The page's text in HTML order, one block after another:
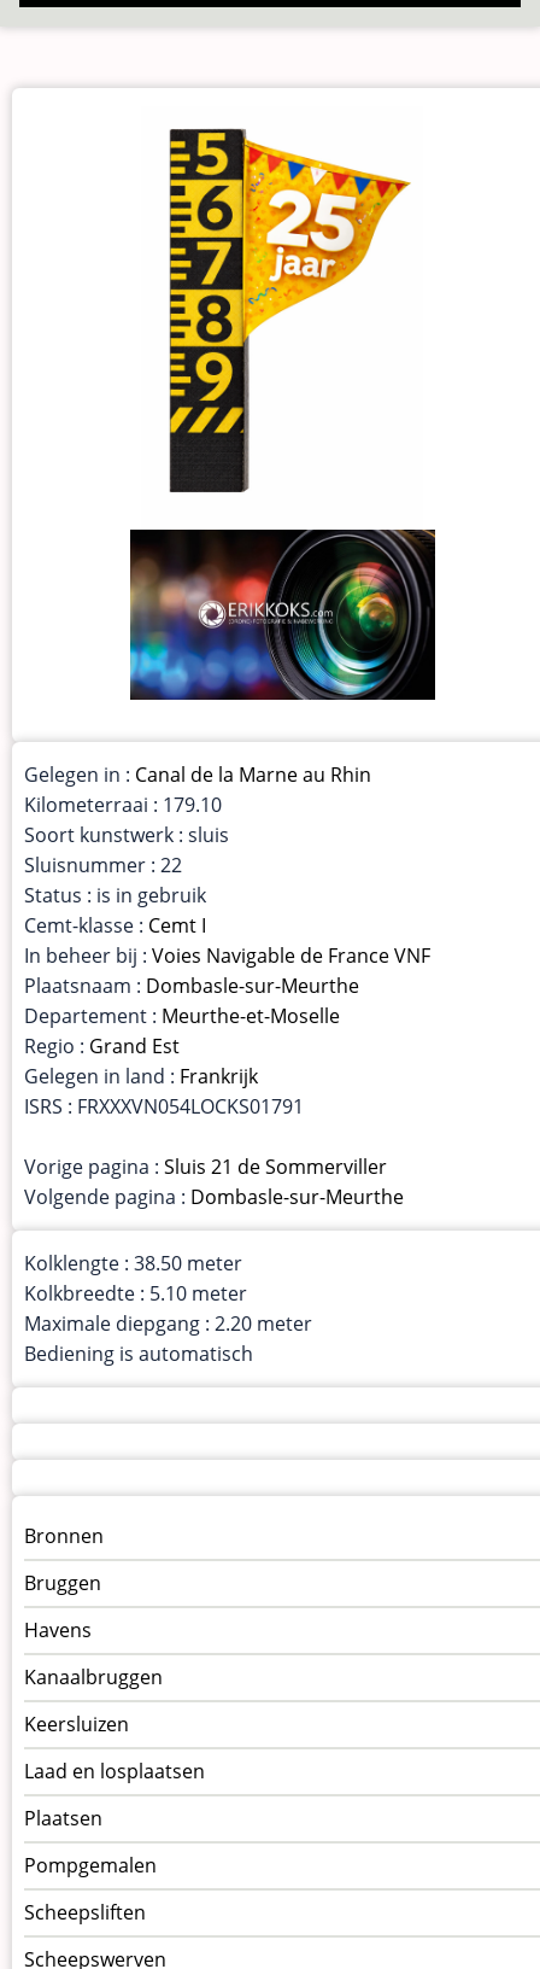
Gelegen in : Canal de la Marne au Rhin
Kilometerraai : 179.10
Soort kunstwerk : sluis
Sluisnummer : 22
Status : is in gebruik
Cemt-klasse : Cemt I
In beheer bij : Voies Navigable de France VNF
Plaatsnaam : Dombasle-sur-Meurthe
Departement : Meurthe-et-Moselle
Regio : Grand Est
Gelegen in land : Frankrijk
ISRS : FRXXXVN054LOCKS01791
Vorige pagina : Sluis 21 de Sommerviller
Volgende pagina : Dombasle-sur-Meurthe
Kolklengte : 38.50 meter
Kolkbreedte : 5.10 meter
Maximale diepgang : 2.20 meter
Bediening is automatisch
Menu
kunstwerken
op
kunstwerkpagina
Bronnen
Bruggen
Havens
Kanaalbruggen
Keersluizen
Laad en losplaatsen
Plaatsen
Pompgemalen
Scheepsliften
Scheepswerven